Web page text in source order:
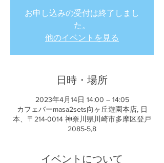
お申し込みの受付は終了しまし
た。
他のイベントを見る
日時・場所
2023年4月14日 14:00 – 14:05
カフェバーmasa2sets向ヶ丘遊園本店, 日
本、〒214-0014 神奈川県川崎市多摩区登戸
2085-5,8
イベントについて